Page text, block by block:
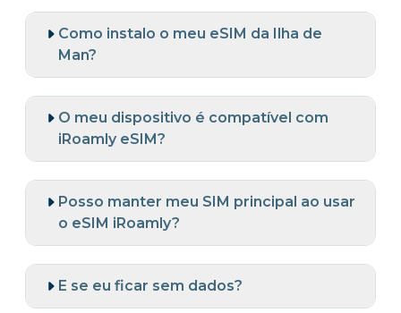
Como instalo o meu eSIM da Ilha de
Man?
O meu dispositivo é compatível com
iRoamly eSIM?
Posso manter meu SIM principal ao usar
o eSIM iRoamly?
E se eu ficar sem dados?